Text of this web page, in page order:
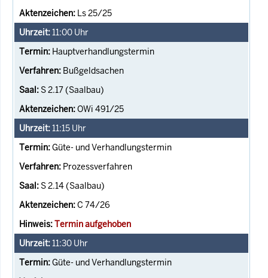
Ls 25/25
11:00 Uhr
Hauptverhandlungstermin
Bußgeldsachen
S 2.17 (Saalbau)
OWi 491/25
11:15 Uhr
Güte- und Verhandlungstermin
Prozessverfahren
S 2.14 (Saalbau)
C 74/26
Termin aufgehoben
11:30 Uhr
Güte- und Verhandlungstermin